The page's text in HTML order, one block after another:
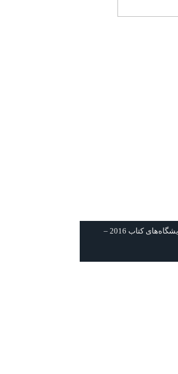
كاتالوگ‌های انجمن برای نمايشگاه‌های كتاب 2016 –